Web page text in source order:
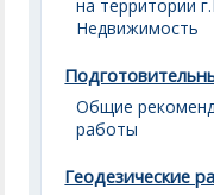
на территории
Недвижимость
Общие
работы
Геодезические